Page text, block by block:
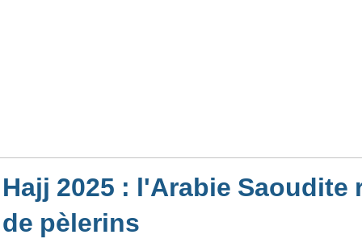
Hajj 2025 : l'Arabie
de pèlerins